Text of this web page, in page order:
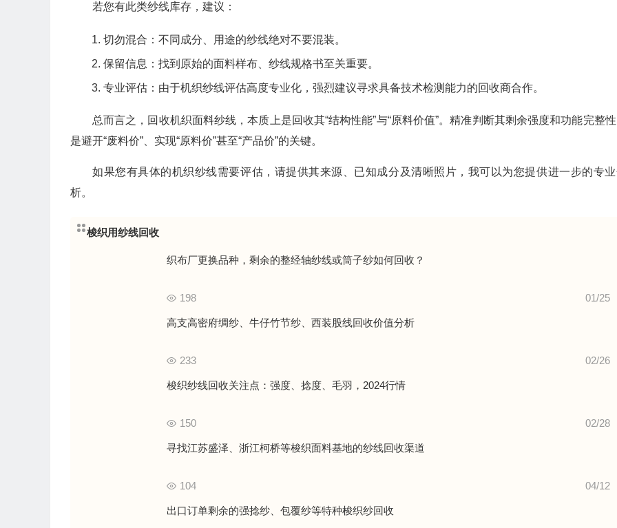
若您有此类纱线库存，建议：
切勿混合：不同成分、用途的纱线绝对不要混装。
保留信息：找到原始的面料样布、纱线规格书至关重要。
专业评估：由于机织纱线评估高度专业化，强烈建议寻求具备技术检测能力的回收商合作。
总而言之，回收机织面料纱线，本质上是回收其“结构性能”与“原料价值”。精准判断其剩余强度和功能完整
是避开“废料价”、实现“原料价”甚至“产品价”的关键。
如果您有具体的机织纱线需要评估，请提供其来源、已知成分及清晰照片，我可以为您提供进一步的专
析。
梭织用纱线回收
织布厂更换品种，剩余的整经轴纱线或筒子纱如何回收？
01/25
198
高支高密府绸纱、牛仔竹节纱、西装股线回收价值分析
02/26
233
梭织纱线回收关注点：强度、捻度、毛羽，2024行情
02/28
150
寻找江苏盛泽、浙江柯桥等梭织面料基地的纱线回收渠道
04/12
104
出口订单剩余的强捻纱、包覆纱等特种梭织纱回收